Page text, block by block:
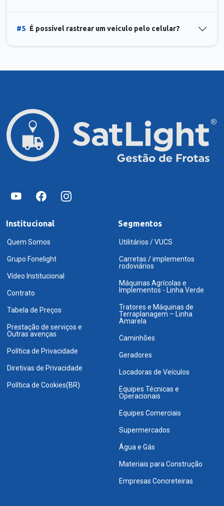
#5 É possível rastrear um veículo pelo celular?
Institucional
Quem Somos
Grupo Fonelight
Vídeo Institucional
Contrato
Tabela de Preços
Prestação de serviços e
Outras avenças
Política de Privacidade
Diretivas de Privacidade
Política de Cookies(BR)
Segmentos
Utilitários / VUCS
Carretas / implementos
rodoviários
Máquinas Agrícolas e
Implementos - Linha Verde
Tratores e Máquinas de
Terraplanagem – Linha
Amarela
Caminhões
Geradores
Locadoras de Veículos
Equipes Técnicas e
Operacionais
Equipes Comerciais
Supermercados
Água e Gás
Materiais para Construção
Empresas Concreteiras